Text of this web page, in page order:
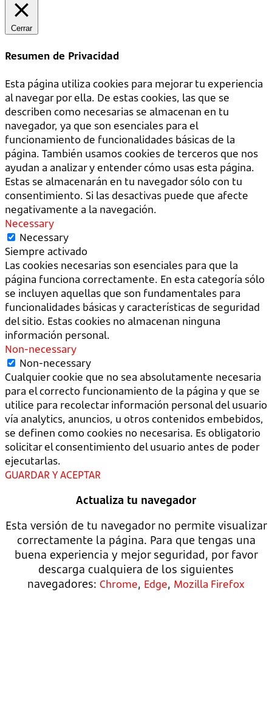
Cerrar
Resumen de Privacidad
Esta página utiliza cookies para mejorar tu experiencia
al navegar por ella. De estas cookies, las que se
describen como necesarias se almacenan en tu
navegador, ya que son esenciales para el
funcionamiento de funcionalidades básicas de la
página. También usamos cookies de terceros que nos
ayudan a analizar y entender cómo usas esta página.
Estas se almacenarán en tu navegador sólo con tu
consentimiento. Si las desactivas puede que afecte
negativamente a la navegación.
Necessary
Necessary
Siempre activado
Las cookies necesarias son esenciales para que la
página funciona correctamente. En esta categoría sólo
se incluyen aquellas que son fundamentales para
funcionalidades básicas y características de seguridad
del sitio. Estas cookies no almacenan ninguna
información personal.
Non-necessary
Non-necessary
Cualquier cookie que no sea absolutamente necesaria
para el correcto funcionamiento de la página y que se
utilice para recolectar información personal del usuario
vía analytics, anuncios, u otros contenidos embebidos,
se definen como cookies no necesarisa. Es obligatorio
solicitar el consentimiento del usuario antes de poder
ejecutarlas.
GUARDAR Y ACEPTAR
Actualiza tu navegador
Esta versión de tu navegador no permite visualizar
correctamente la página. Para que tengas una
buena experiencia y mejor seguridad, por favor
descarga cualquiera de los siguientes
navegadores: Chrome, Edge, Mozilla Firefox